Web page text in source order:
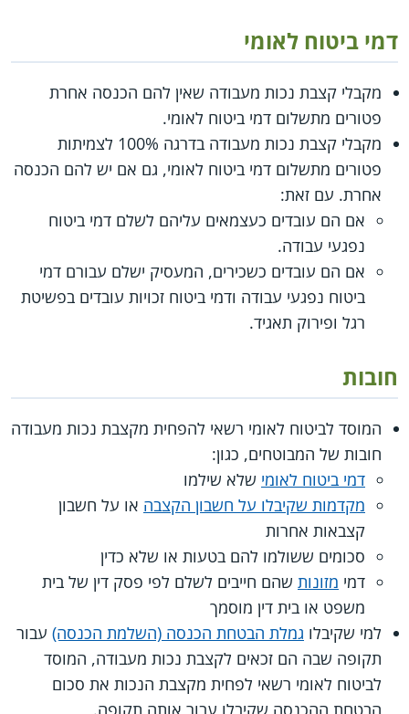
דמי ביטוח לאומי
מקבלי קצבת נכות מעבודה שאין להם הכנסה אחרת
פטורים מתשלום דמי ביטוח לאומי.
מקבלי קצבת נכות מעבודה בדרגה 100% לצמיתות
פטורים מתשלום דמי ביטוח לאומי, גם אם יש להם הכנסה
אחרת. עם זאת:
אם הם עובדים כעצמאים עליהם לשלם דמי ביטוח
נפגעי עבודה.
אם הם עובדים כשכירים, המעסיק ישלם עבורם דמי
ביטוח נפגעי עבודה ודמי ביטוח זכויות עובדים בפשיטת
רגל ופירוק תאגיד.
חובות
המוסד לביטוח לאומי רשאי להפחית מקצבת נכות מעבודה
חובות של המבוטחים, כגון:
דמי ביטוח לאומי שלא שילמו
מקדמות שקיבלו על חשבון הקצבה או על חשבון
קצבאות אחרות
סכומים ששולמו להם בטעות או שלא כדין
דמי מזונות שהם חייבים לשלם לפי פסק דין של בית
משפט או בית דין מוסמך
למי שקיבלו גמלת הבטחת הכנסה (השלמת הכנסה) עבור
תקופה שבה הם זכאים לקצבת נכות מעבודה, המוסד
לביטוח לאומי רשאי לפחית מקצבת הנכות את סכום
הבטחת ההכנסה שקיבלו עבור אותה תקופה.